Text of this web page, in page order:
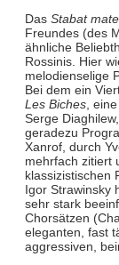
Das Stabat
Freundes (des
ähnliche
Rossinis. Hier
melodienselige
Bei dem ein
Les Biches,
Serge
geradezu
Xanrof, durch
mehrfach zitiert
klassizistischen
Igor Strawinsky
sehr stark
Chorsätzen
eleganten, fast
aggressiven,